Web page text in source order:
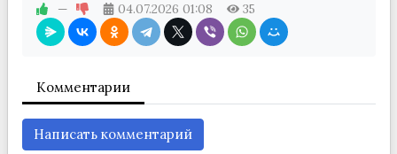
— 04.07.2026 01:08 35
Комментарии
Написать комментарий